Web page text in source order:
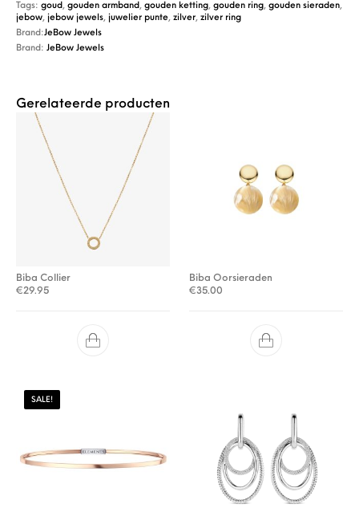
Tags:goud,gouden armband,gouden ketting,gouden ring,gouden sieraden,
jebow, jebow jewels, juwelier punte,zilver,zilver ring
Brand:JeBow Jewels
Brand:JeBow Jewels
Gerelateerde producten
Biba Collier
€29.95
Biba Oorsieraden
€35.00
SALE!